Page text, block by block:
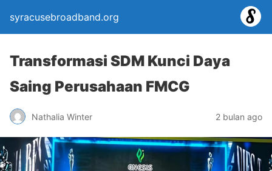
syracusebroadband.org
Transformasi SDM Kunci Daya
Saing Perusahaan FMCG
Nathalia Winter 2 bulan ago